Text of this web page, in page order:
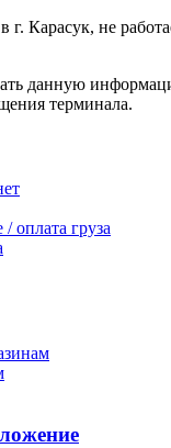
г. Карасук, не
данную
терминала.
оплата груза